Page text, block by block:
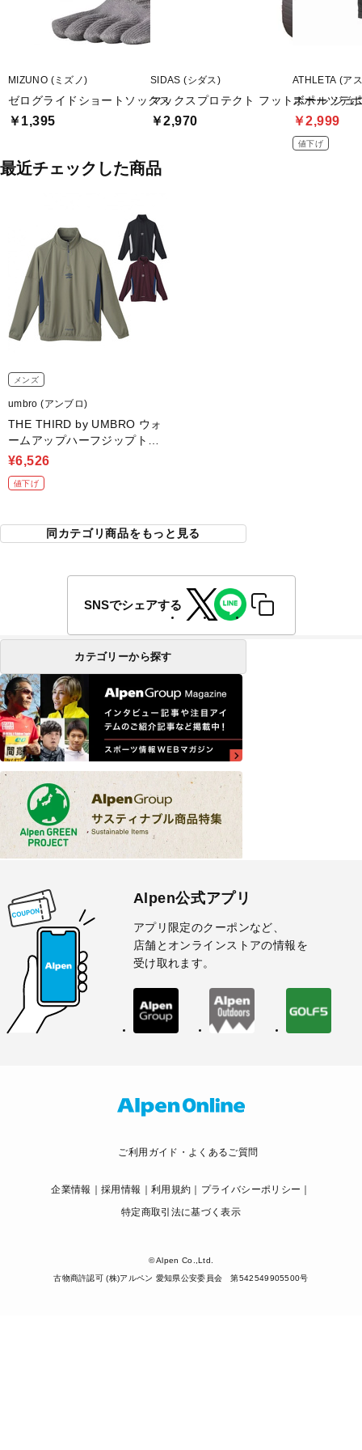
MIZUNO (ミズノ)
ゼログライドショートソックス
￥1,395
SIDAS (シダス)
マックスプロテクト フットボール ジュ
￥2,970
ATHLETA (ア
スポーツデ
￥2,999
値下げ
最近チェックした商品
メンズ
umbro (アンブロ)
THE THIRD by UMBRO ウォ
ームアップハーフジップトッ
プ
¥6,526
値下げ
同カテゴリ商品をもっと見る
SNSでシェアする
カテゴリーから探す
Alpen公式アプリ
アプリ限定のクーポンなど、
店舗とオンラインストアの情報を
受け取れます。
ご利用ガイド・よくあるご質問
企業情報 採用情報 利用規約
プライバシーポリシー
特定商取引法に基づく表示
© Alpen Co.,Ltd.
古物商許認可 (株)アルペン 愛知県公安委員会 第542549905500号